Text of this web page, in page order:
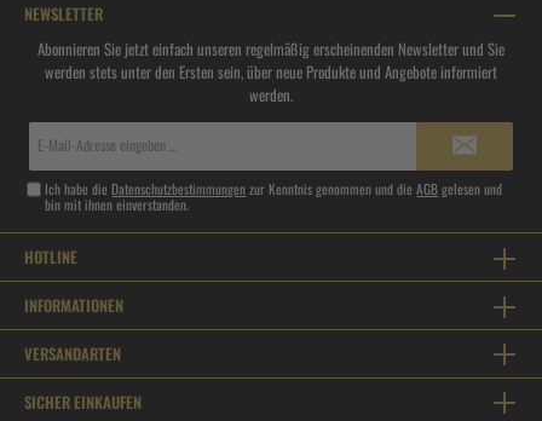
NEWSLETTER
Abonnieren Sie jetzt einfach unseren regelmäßig erscheinenden Newsletter und Sie
werden stets unter den Ersten sein, über neue Produkte und Angebote informiert
werden.
Ich habe die Datenschutzbestimmungenzur Kenntnis genommen und dieAGBgelesen und
bin mit ihnen einverstanden.
HOTLINE
INFORMATIONEN
VERSANDARTEN
SICHER EINKAUFEN